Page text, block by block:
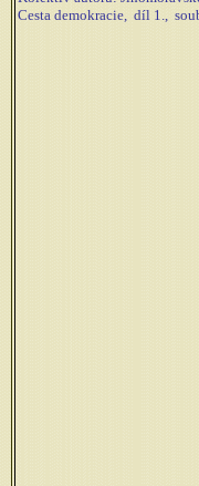
Cesta demokracie, díl 1.,